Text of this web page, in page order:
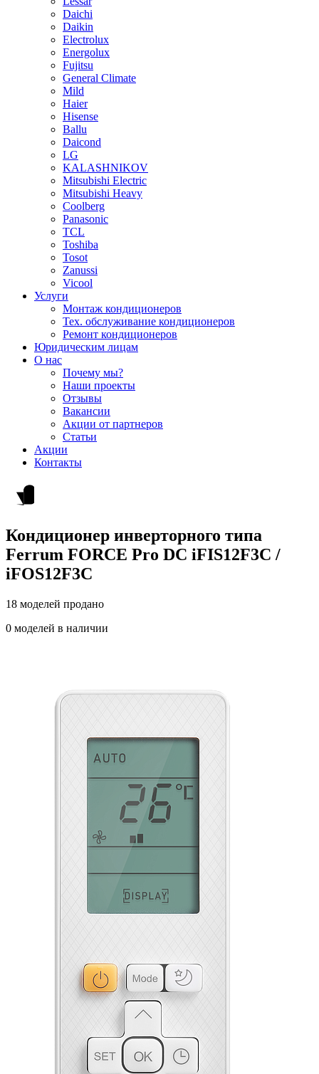
Daichi
Daikin
Electrolux
Energolux
Fujitsu
General Climate
Mild
Haier
Hisense
Ballu
Daicond
LG
KALASHNIKOV
Mitsubishi Electric
Mitsubishi Heavy
Сoolberg
Panasonic
TCL
Toshiba
Tosot
Zanussi
Vicool
Услуги
Монтаж кондиционеров
Тех. обслуживание кондиционеров
Ремонт кондиционеров
Юридическим лицам
О нас
Почему мы?
Наши проекты
Отзывы
Вакансии
Акции от партнеров
Статьи
Акции
Контакты
Кондиционер инверторного типа
Ferrum FORCE Pro DC iFIS12F3С /
iFOS12F3С
18 моделей продано
0 моделей в наличии